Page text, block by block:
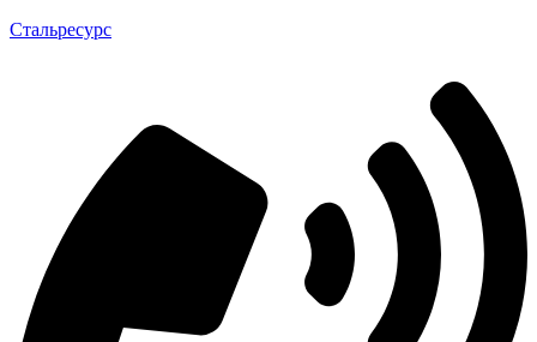
Стальресурс